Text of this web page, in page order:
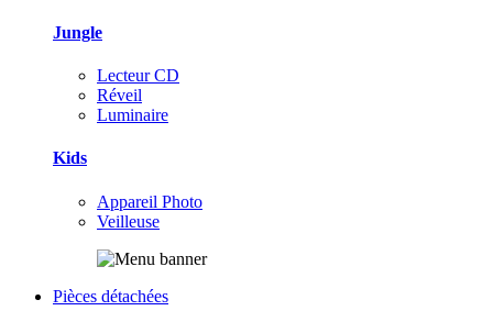
Jungle
Lecteur CD
Réveil
Luminaire
Kids
Appareil Photo
Veilleuse
Pièces détachées